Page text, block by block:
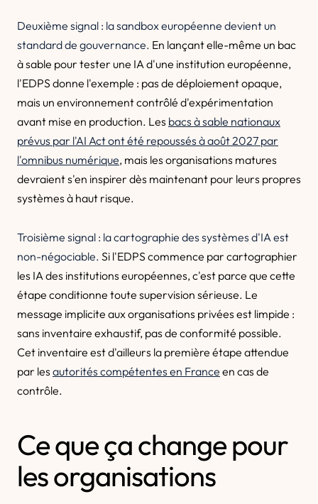
Deuxième signal : la sandbox européenne devient un
standard de gouvernance. En lançant elle-même un bac
à sable pour tester une IA d'une institution européenne,
l'EDPS donne l'exemple : pas de déploiement opaque,
mais un environnement contrôlé d'expérimentation
avant mise en production. Les bacs à sable nationaux
prévus par l'AI Act ont été repoussés à août 2027 par
l'omnibus numérique, mais les organisations matures
devraient s'en inspirer dès maintenant pour leurs propres
systèmes à haut risque.
Troisième signal : la cartographie des systèmes d'IA est
non-négociable. Si l'EDPS commence par cartographier
les IA des institutions européennes, c'est parce que cette
étape conditionne toute supervision sérieuse. Le
message implicite aux organisations privées est limpide :
sans inventaire exhaustif, pas de conformité possible.
Cet inventaire est d'ailleurs la première étape attendue
par les autorités compétentes en France en cas de
contrôle.
Ce que ça change pour
les organisations